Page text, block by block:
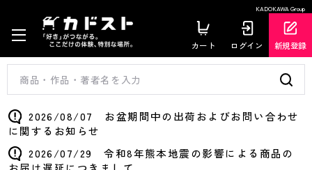
KADOKAWA Group
カート ログイン 新規登録
2026/08/07 お盆期間中の出荷およびお問い合わせ
に関するお知らせ
2026/07/29 令和8年熊本地震の影響による商品の